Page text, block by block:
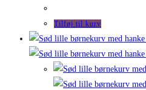
Tilføj til kurv